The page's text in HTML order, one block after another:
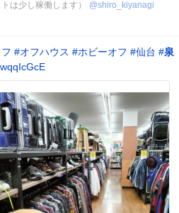
は少し稼働します） @shiro_kiyanagi
#オフハウス #ホビーオフ #仙台 #泉